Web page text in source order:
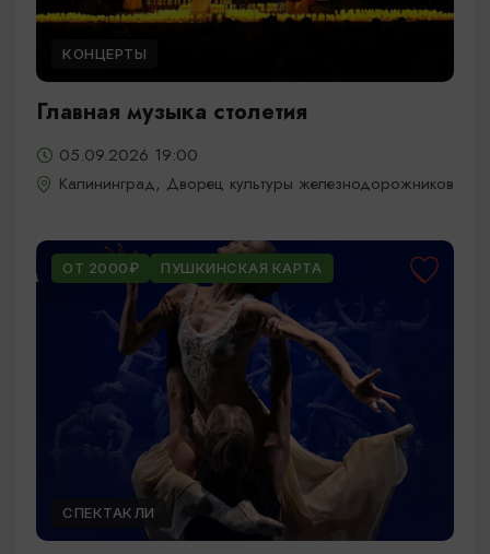
КОНЦЕРТЫ
Главная музыка столетия
05.09.2026 19:00
Калининград, Дворец культуры железнодорожников
ОТ 2000₽ ПУШКИНСКАЯ КАРТА
СПЕКТАКЛИ